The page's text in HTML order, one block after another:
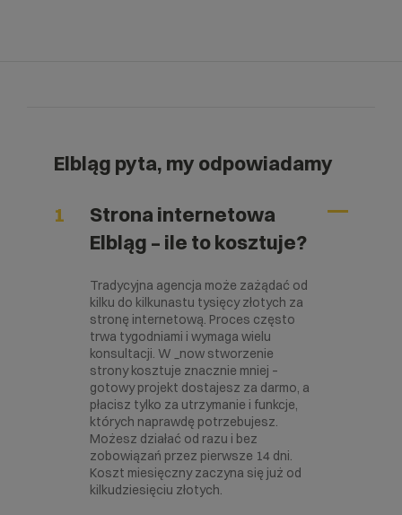
Elbląg pyta, my odpowiadamy
1
Strona internetowa
Elbląg – ile to kosztuje?
Tradycyjna agencja może zażądać od
kilku do kilkunastu tysięcy złotych za
stronę internetową. Proces często
trwa tygodniami i wymaga wielu
konsultacji. W _now stworzenie
strony kosztuje znacznie mniej –
gotowy projekt dostajesz za darmo, a
płacisz tylko za utrzymanie i funkcje,
których naprawdę potrzebujesz.
Możesz działać od razu i bez
zobowiązań przez pierwsze 14 dni.
Koszt miesięczny zaczyna się już od
kilkudziesięciu złotych.